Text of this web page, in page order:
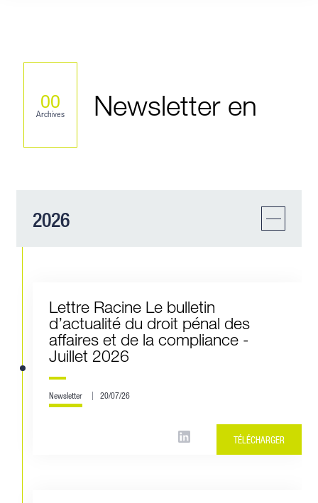
00
Archives Newsletter en
2026
Lettre Racine Le bulletin
d’actualité du droit pénal des
affaires et de la compliance -
Juillet 2026
Newsletter 20/07/26
TÉLÉCHARGER